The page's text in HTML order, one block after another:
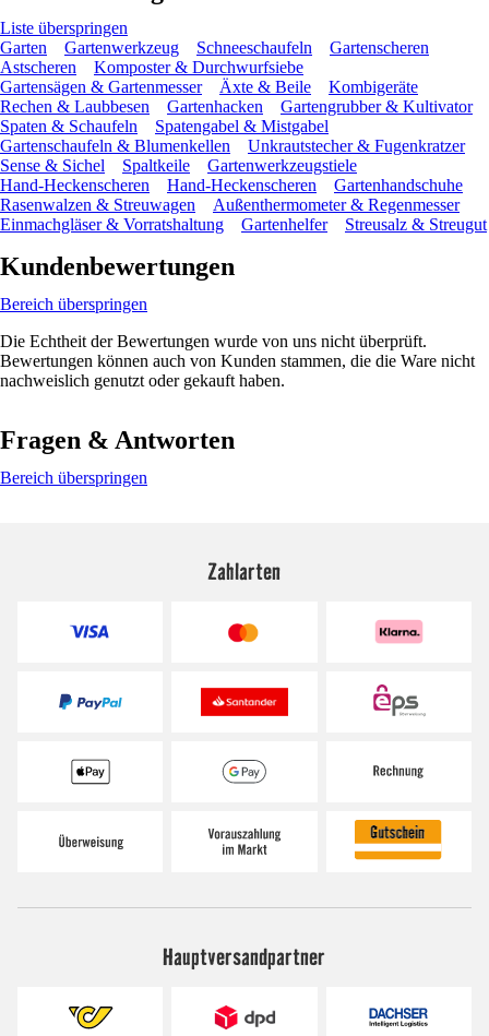
Liste überspringen
Garten
Gartenwerkzeug Schneeschaufeln
Gartenscheren
Astscheren
Komposter & Durchwurfsiebe
Gartensägen & Gartenmesser
Äxte & Beile
Kombigeräte
Rechen & Laubbesen
Gartenhacken
Gartengrubber & Kultivator
Spaten & Schaufeln
Spatengabel & Mistgabel
Gartenschaufeln & Blumenkellen
Unkrautstecher & Fugenkratzer
Sense & Sichel
Spaltkeile
Gartenwerkzeugstiele
Hand-Heckenscheren
Hand-Heckenscheren
Gartenhandschuhe
Rasenwalzen & Streuwagen
Außenthermometer & Regenmesser
Einmachgläser & Vorratshaltung
Gartenhelfer Streusalz & Streugut
Kundenbewertungen
Bereich überspringen
Die Echtheit der Bewertungen wurde von uns nicht überprüft.
Bewertungen können auch von Kunden stammen, die die Ware nicht
nachweislich genutzt oder gekauft haben.
Fragen & Antworten
Bereich überspringen
Zahlarten
Hauptversandpartner